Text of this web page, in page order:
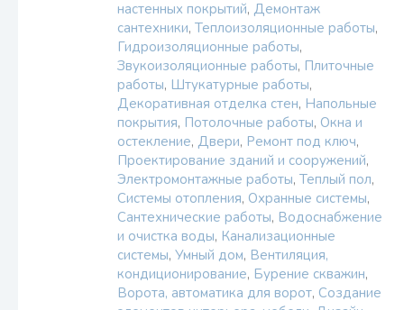
настенных покрытий, Демонтаж
сантехники, Теплоизоляционные работы,
Гидроизоляционные работы,
Звукоизоляционные работы, Плиточные
работы, Штукатурные работы,
Декоративная отделка стен, Напольные
покрытия, Потолочные работы, Окна и
остекление, Двери, Ремонт под ключ,
Проектирование зданий и сооружений,
Электромонтажные работы, Теплый пол,
Системы отопления, Охранные системы,
Сантехнические работы, Водоснабжение
и очистка воды, Канализационные
системы, Умный дом, Вентиляция,
кондиционирование, Бурение скважин,
Ворота, автоматика для ворот, Создание